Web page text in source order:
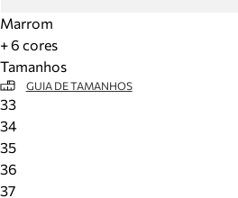
Marrom
+ 6 cores
Tamanhos
GUIA DE TAMANHOS
33
34
35
36
37